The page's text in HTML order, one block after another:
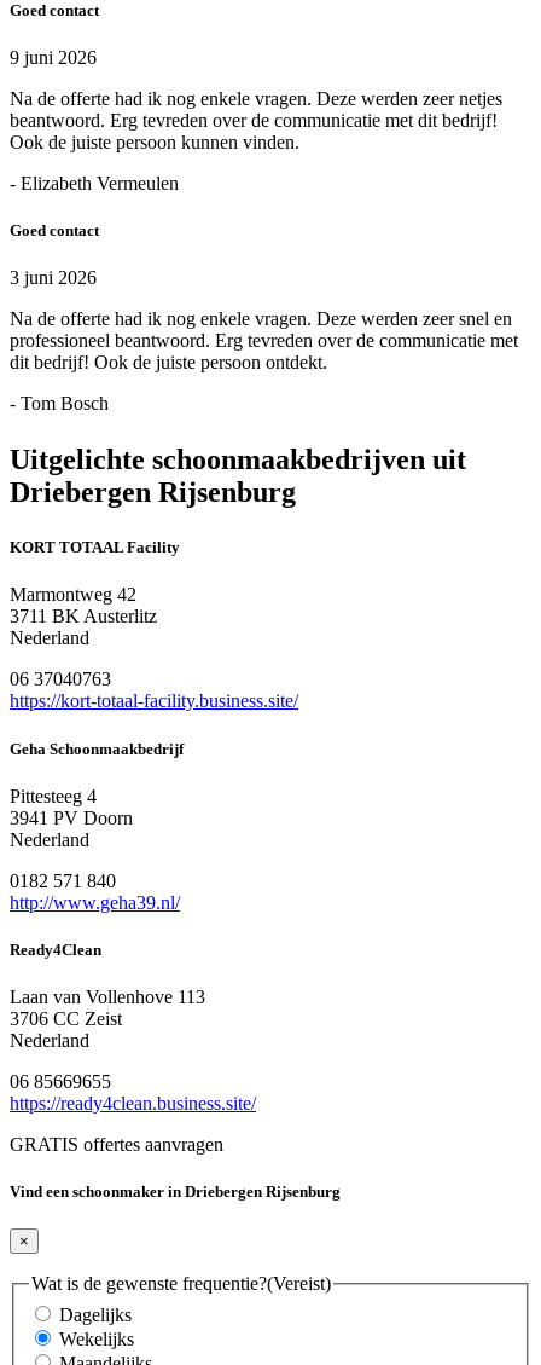
Goed contact
9 juni 2026
Na de offerte had ik nog enkele vragen. Deze werden zeer netjes
beantwoord. Erg tevreden over de communicatie met dit bedrijf!
Ook de juiste persoon kunnen vinden.
- Elizabeth Vermeulen
Goed contact
3 juni 2026
Na de offerte had ik nog enkele vragen. Deze werden zeer snel en
professioneel beantwoord. Erg tevreden over de communicatie met
dit bedrijf! Ook de juiste persoon ontdekt.
- Tom Bosch
Uitgelichte schoonmaakbedrijven uit
Driebergen Rijsenburg
KORT TOTAAL Facility
Marmontweg 42
3711 BK Austerlitz
Nederland
06 37040763
https://kort-totaal-facility.business.site/
Geha Schoonmaakbedrijf
Pittesteeg 4
3941 PV Doorn
Nederland
0182 571 840
http://www.geha39.nl/
Ready4Clean
Laan van Vollenhove 113
3706 CC Zeist
Nederland
06 85669655
https://ready4clean.business.site/
GRATIS offertes aanvragen
Vind een schoonmaker in Driebergen Rijsenburg
×
Wat is de gewenste frequentie?(Vereist)
Dagelijks
Wekelijks